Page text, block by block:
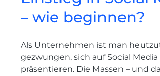
– wie beginnen?
Als Unternehmen ist man
gezwungen, sich auf Social Media
präsentieren. Die Massen – und